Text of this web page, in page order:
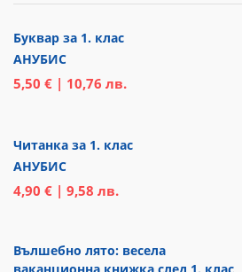
Буквар за 1. клас
АНУБИС
5,50 € | 10,76 лв.
Читанка за 1. клас
АНУБИС
4,90 € | 9,58 лв.
Вълшебно лято: весела
ваканционна книжка след 1. клас